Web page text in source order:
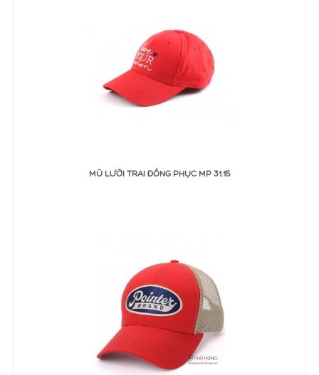
MŨ LƯỠI TRAI ĐỒNG PHỤC MP 31.15
ĐẶT MUA
Thêm so sánh